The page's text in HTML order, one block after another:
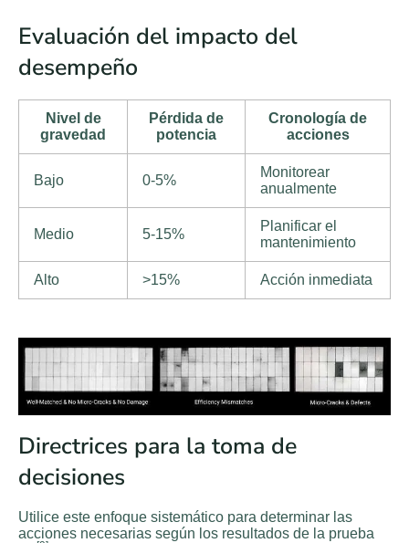
Evaluación del impacto del
desempeño
Nivel de
gravedad
Pérdida de
potencia
Cronología de
acciones
Bajo 0-5%
Monitorear
anualmente
Medio 5-15%
Planificar el
mantenimiento
Alto >15% Acción inmediata
Directrices para la toma de
decisiones
Utilice este enfoque sistemático para determinar las
acciones necesarias según los resultados de la prueba